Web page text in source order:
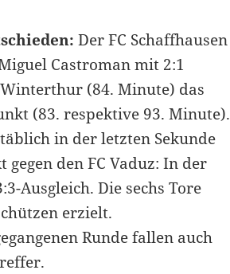
Der FC Schaffhausen
Castroman mit 2:1
(84. Minute) das
(83. respektive 93. Minute).
in der letzten Sekunde
den FC Vaduz: In der
Ausgleich. Die sechs Tore
erzielt.
Runde fallen auch